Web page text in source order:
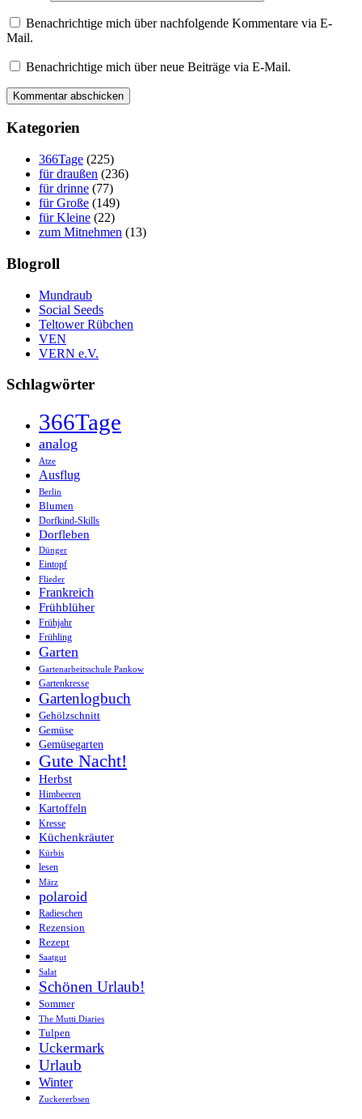
Benachrichtige mich über nachfolgende Kommentare via E-
Mail.
Benachrichtige mich über neue Beiträge via E-Mail.
Kategorien
366Tage (225)
für draußen (236)
für drinne (77)
für Große (149)
für Kleine (22)
zum Mitnehmen (13)
Blogroll
Mundraub
Social Seeds
Teltower Rübchen
VEN
VERN e.V.
Schlagwörter
366Tage
analog
Atze
Ausflug
Berlin
Blumen
Dorfkind-Skills
Dorfleben
Dünger
Eintopf
Flieder
Frankreich
Frühblüher
Frühjahr
Frühling
Garten
Gartenarbeitsschule Pankow
Gartenkresse
Gartenlogbuch
Gehölzschnitt
Gemüse
Gemüsegarten
Gute Nacht!
Herbst
Himbeeren
Kartoffeln
Kresse
Küchenkräuter
Kürbis
lesen
März
polaroid
Radieschen
Rezension
Rezept
Saatgut
Salat
Schönen Urlaub!
Sommer
The Mutti Diaries
Tulpen
Uckermark
Urlaub
Winter
Zuckererbsen